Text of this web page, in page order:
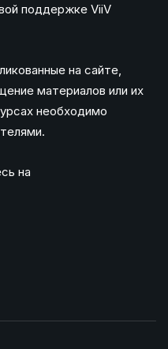
поддержке ViiV
на сайте,
материалов или их
необходимо
на